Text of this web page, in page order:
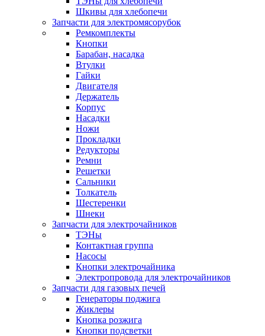
Шкивы для хлебопечи
Запчасти для электромясорубок
Ремкомплекты
Кнопки
Барабан, насадка
Втулки
Гайки
Двигателя
Держатель
Корпус
Насадки
Ножи
Прокладки
Редукторы
Ремни
Решетки
Сальники
Толкатель
Шестеренки
Шнеки
Запчасти для электрочайников
ТЭНы
Контактная группа
Насосы
Кнопки электрочайника
Электропровода для электрочайников
Запчасти для газовых печей
Генераторы поджига
Жиклеры
Кнопка розжига
Кнопки подсветки